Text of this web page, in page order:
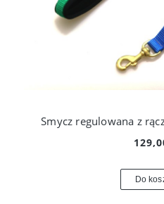
Smycz regulowana z
Do